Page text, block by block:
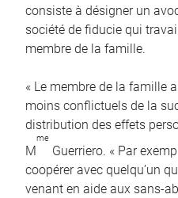
consiste à désigner un
société de fiducie qui
membre de la famille.
« Le membre de la famille
moins conflictuels de la
distribution des effets
M
me
Guerriero. « Par
coopérer avec quelqu’un
venant en aide aux sans-